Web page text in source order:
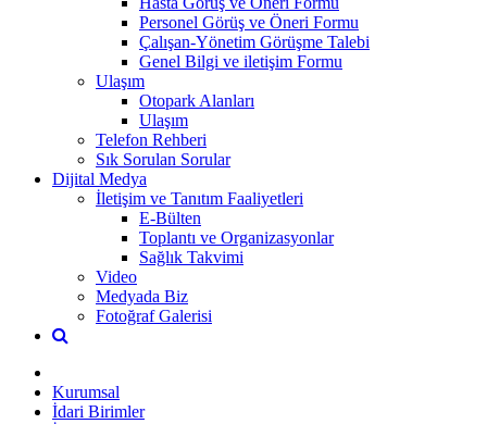
Personel Görüş ve Öneri Formu
Çalışan-Yönetim Görüşme Talebi
Genel Bilgi ve iletişim Formu
Ulaşım
Otopark Alanları
Ulaşım
Telefon Rehberi
Sık Sorulan Sorular
Dijital Medya
İletişim ve Tanıtım Faaliyetleri
E-Bülten
Toplantı ve Organizasyonlar
Sağlık Takvimi
Video
Medyada Biz
Fotoğraf Galerisi
Kurumsal
İdari Birimler